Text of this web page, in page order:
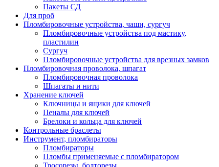
Пакеты СД
Для проб
Пломбировочные устройства, чаши, сургуч
Пломбировочные устройства под мастику,
пластилин
Сургуч
Пломбировочные устройства для врезных замков
Пломбировочная проволока, шпагат
Пломбировочная проволока
Шпагаты и нити
Хранение ключей
Ключницы и ящики для ключей
Пеналы для ключей
Брелоки и кольца для ключей
Контрольные браслеты
Инструмент, пломбираторы
Пломбираторы
Пломбы применяемые с пломбиратором
Тросорезы, болторезы